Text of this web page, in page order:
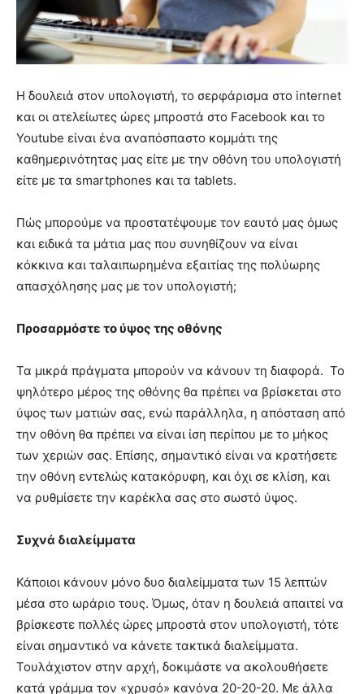
Η δουλειά στον υπολογιστή, το σερφάρισμα στο internet
και οι ατελείωτες ώρες μπροστά στο Facebook και το
Youtube είναι ένα αναπόσπαστο κομμάτι της
καθημερινότητας μας είτε με την οθόνη του υπολογιστή
είτε με τα smartphones και τα tablets.
Πώς μπορούμε να προστατέψουμε τον εαυτό μας όμως
και ειδικά τα μάτια μας που συνηθίζουν να είναι
κόκκινα και ταλαιπωρημένα εξαιτίας της πολύωρης
απασχόλησης μας με τον υπολογιστή;
Προσαρμόστε το ύψος της οθόνης
Τα μικρά πράγματα μπορούν να κάνουν τη διαφορά. Το
ψηλότερο μέρος της οθόνης θα πρέπει να βρίσκεται στο
ύψος των ματιών σας, ενώ παράλληλα, η απόσταση από
την οθόνη θα πρέπει να είναι ίση περίπου με το μήκος
των χεριών σας. Επίσης, σημαντικό είναι να κρατήσετε
την οθόνη εντελώς κατακόρυφη, και όχι σε κλίση, και
να ρυθμίσετε την καρέκλα σας στο σωστό ύψος.
Συχνά διαλείμματα
Κάποιοι κάνουν μόνο δυο διαλείμματα των 15 λεπτών
μέσα στο ωράριο τους. Όμως, όταν η δουλειά απαιτεί να
βρίσκεστε πολλές ώρες μπροστά στον υπολογιστή, τότε
είναι σημαντικό να κάνετε τακτικά διαλείμματα.
Τουλάχιστον στην αρχή, δοκιμάστε να ακολουθήσετε
κατά γράμμα τον «χρυσό» κανόνα 20-20-20. Με άλλα